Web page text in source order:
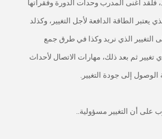
فلقد أغنى المدرب وحدات الدورة وفقراتها
يعتبر الطاقة الدافعة لأجل التغيير، وكذلد
التغيير الذي نريد وكذا في طرق جمع
تغيير ثم بعد ذلك، مهارات الاتصال لأحداث
الوصول إلى جودة التغيير .
على أن التغيير مسؤولية..